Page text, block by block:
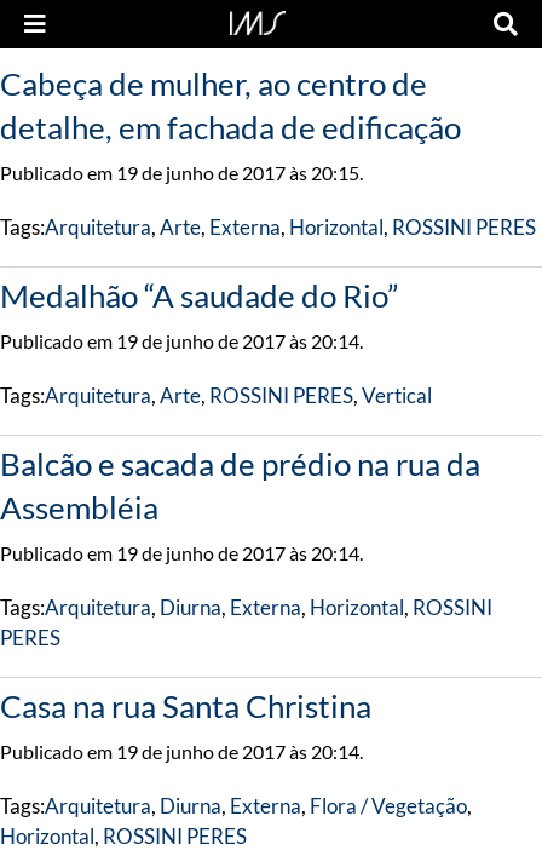
Cabeça de mulher, ao centro de
detalhe, em fachada de edificação
Publicado em 19 de junho de 2017 às 20:15.
Tags:Arquitetura,Arte, Externa, Horizontal, ROSSINI PERES
Medalhão “A saudade do Rio”
Publicado em 19 de junho de 2017 às 20:14.
Tags:Arquitetura,Arte, ROSSINI PERES,Vertical
Balcão e sacada de prédio na rua da
Assembléia
Publicado em 19 de junho de 2017 às 20:14.
Tags:Arquitetura, Diurna, Externa, Horizontal, ROSSINI
PERES
Casa na rua Santa Christina
Publicado em 19 de junho de 2017 às 20:14.
Tags:Arquitetura, Diurna, Externa, Flora / Vegetação,
Horizontal, ROSSINI PERES